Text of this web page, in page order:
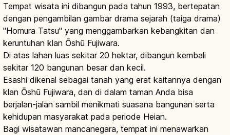
Tempat wisata ini dibangun pada tahun 1993, bertepatan
dengan pengambilan gambar drama sejarah (taiga drama)
"Homura Tatsu" yang menggambarkan kebangkitan dan
keruntuhan klan Ōshū Fujiwara.
Di atas lahan luas sekitar 20 hektar, dibangun kembali
sekitar 120 bangunan besar dan kecil.
Esashi dikenal sebagai tanah yang erat kaitannya dengan
klan Ōshū Fujiwara, dan di dalam taman Anda bisa
berjalan-jalan sambil menikmati suasana bangunan serta
kehidupan masyarakat pada periode Heian.
Bagi wisatawan mancanegara, tempat ini menawarkan